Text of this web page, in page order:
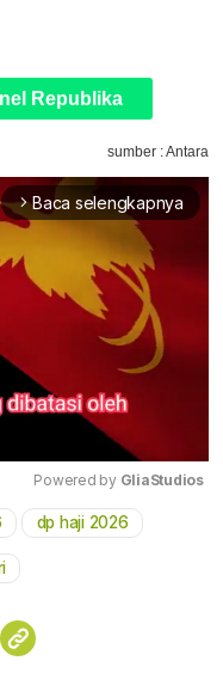
Republika
sumber : Antara
arrow_forward_ios Baca selengkapnya
Mute
Powered by GliaStudios
dp haji 2026